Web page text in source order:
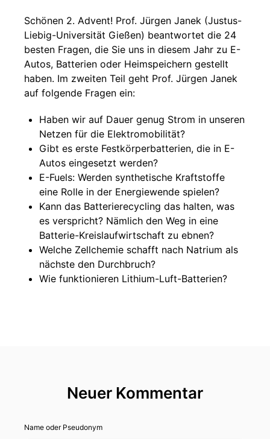
Schönen 2. Advent! Prof. Jürgen Janek (Justus-
Liebig-Universität Gießen) beantwortet die 24
besten Fragen, die Sie uns in diesem Jahr zu E-
Autos, Batterien oder Heimspeichern gestellt
haben. Im zweiten Teil geht Prof. Jürgen Janek
auf folgende Fragen ein:
Haben wir auf Dauer genug Strom in unseren
Netzen für die Elektromobilität?
Gibt es erste Festkörperbatterien, die in E-
Autos eingesetzt werden?
E-Fuels: Werden synthetische Kraftstoffe
eine Rolle in der Energiewende spielen?
Kann das Batterierecycling das halten, was
es verspricht? Nämlich den Weg in eine
Batterie-Kreislaufwirtschaft zu ebnen?
Welche Zellchemie schafft nach Natrium als
nächste den Durchbruch?
Wie funktionieren Lithium-Luft-Batterien?
Neuer Kommentar
Name oder Pseudonym